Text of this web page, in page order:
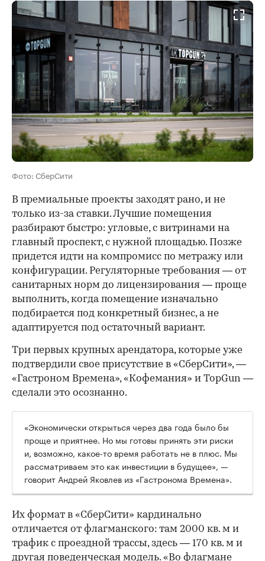
Фото: СберСити
В премиальные проекты заходят рано, и не
только из-за ставки. Лучшие помещения
разбирают быстро: угловые, с витринами на
главный проспект, с нужной площадью. Позже
придется идти на компромисс по метражу или
конфигурации. Регуляторные требования — от
санитарных норм до лицензирования — проще
выполнить, когда помещение изначально
подбирается под конкретный бизнес, а не
адаптируется под остаточный вариант.
Три первых крупных арендатора, которые уже
подтвердили свое присутствие в «СберСити», —
«Гастроном Времена», «Кофемания» и TopGun —
сделали это осознанно.
«Экономически открыться через два года было бы
проще и приятнее. Но мы готовы принять эти риски
и, возможно, какое-то время работать не в плюс. Мы
рассматриваем это как инвестиции в будущее», —
говорит Андрей Яковлев из «Гастронома Времена».
Их формат в «СберСити» кардинально
отличается от флагманского: там 2000 кв. м и
трафик с проездной трассы, здесь — 170 кв. м и
другая поведенческая модель. «Во флагмане